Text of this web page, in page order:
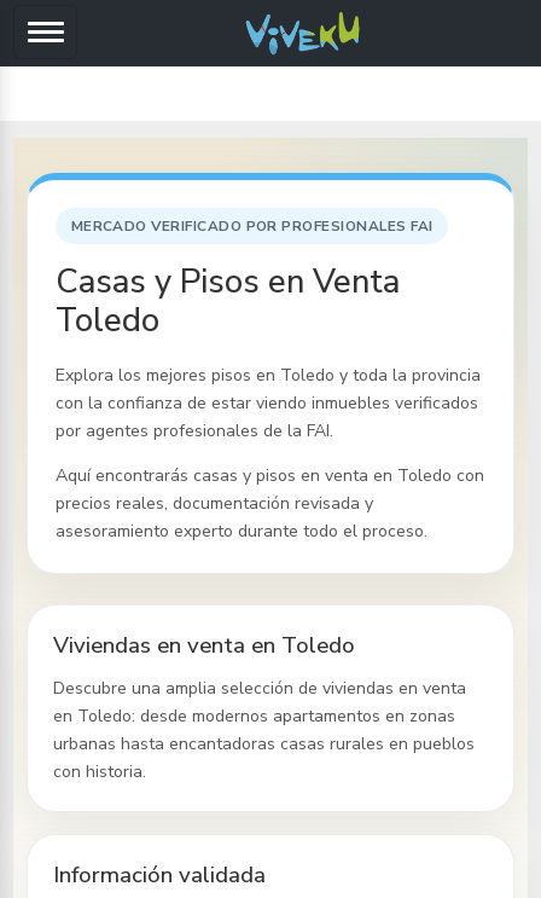
MERCADO VERIFICADO POR PROFESIONALES FAI
Casas y Pisos en Venta
Toledo
Explora los mejores pisos en Toledo y toda la provincia
con la confianza de estar viendo inmuebles verificados
por agentes profesionales de la FAI.
Aquí encontrarás casas y pisos en venta en Toledo con
precios reales, documentación revisada y
asesoramiento experto durante todo el proceso.
Viviendas en venta en Toledo
Descubre una amplia selección de viviendas en venta
en Toledo: desde modernos apartamentos en zonas
urbanas hasta encantadoras casas rurales en pueblos
con historia.
Información validada